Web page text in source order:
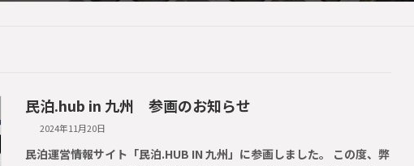
民泊.hub in 九州 参画のお知らせ
2024年11月20日
民泊運営情報サイト「民泊.HUB IN 九州」に参画しました。 この度、弊